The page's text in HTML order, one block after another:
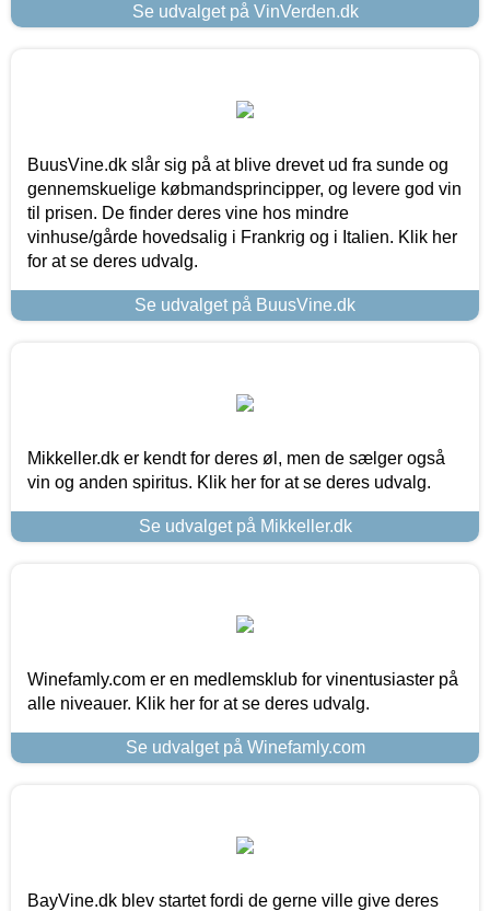
Se udvalget på VinVerden.dk
BuusVine.dk slår sig på at blive drevet ud fra sunde og
gennemskuelige købmandsprincipper, og levere god vin
til prisen. De finder deres vine hos mindre
vinhuse/gårde hovedsalig i Frankrig og i Italien. Klik her
for at se deres udvalg.
Se udvalget på BuusVine.dk
Mikkeller.dk er kendt for deres øl, men de sælger også
vin og anden spiritus. Klik her for at se deres udvalg.
Se udvalget på Mikkeller.dk
Winefamly.com er en medlemsklub for vinentusiaster på
alle niveauer. Klik her for at se deres udvalg.
Se udvalget på Winefamly.com
BayVine.dk blev startet fordi de gerne ville give deres